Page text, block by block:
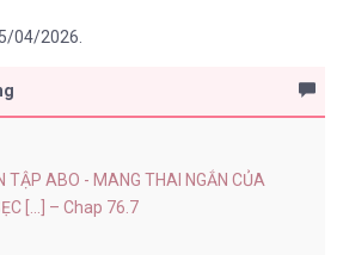
04/2026.
TẬP ABO - MANG THAI NGẮN CỦA
[...] – Chap 76.7